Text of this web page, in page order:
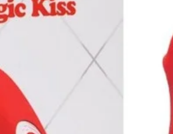
material sintético e ao
luz solar direta, para